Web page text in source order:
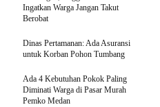
Ingatkan Warga Jangan Takut
Berobat
Dinas Pertamanan: Ada Asuransi
untuk Korban Pohon Tumbang
Ada 4 Kebutuhan Pokok Paling
Diminati Warga di Pasar Murah
Pemko Medan